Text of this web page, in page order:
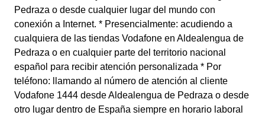
Pedraza o desde cualquier lugar del mundo con
conexión a Internet. * Presencialmente: acudiendo a
cualquiera de las tiendas Vodafone en Aldealengua de
Pedraza o en cualquier parte del territorio nacional
español para recibir atención personalizada * Por
teléfono: llamando al número de atención al cliente
Vodafone 1444 desde Aldealengua de Pedraza o desde
otro lugar dentro de España siempre en horario laboral